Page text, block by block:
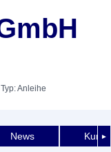
| Typ: Anleihe
►
News